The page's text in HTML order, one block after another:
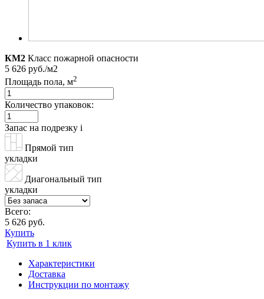
КМ2 Класс пожарной опасности
5 626 руб./м2
Площадь пола, м2
Количество упаковок:
Запас на подрезку i
Прямой тип
укладки
Диагональный тип
укладки
Всего:
5 626 руб.
Купить
Купить в 1 клик
Характеристики
Доставка
Инструкции по монтажу